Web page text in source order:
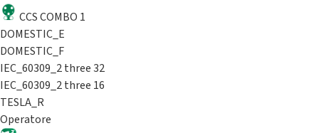
CCS COMBO 1
DOMESTIC_E
DOMESTIC_F
IEC_60309_2 three 32
IEC_60309_2 three 16
TESLA_R
Operatore